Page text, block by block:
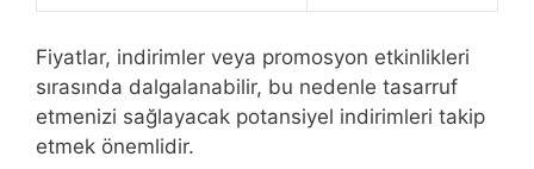
Fiyatlar, indirimler veya promosyon etkinlikleri
sırasında dalgalanabilir, bu nedenle tasarruf
etmenizi sağlayacak potansiyel indirimleri takip
etmek önemlidir.